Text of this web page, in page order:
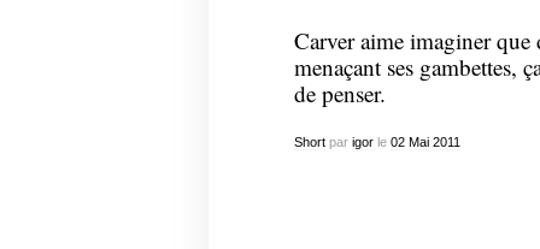
Carver aime imaginer
menaçant ses gambettes,
de penser.
Shortpar igorle 02 Mai 2011